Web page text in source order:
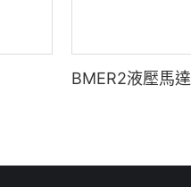
BMER2液壓馬達